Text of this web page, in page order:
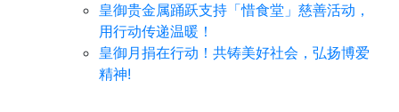
皇御贵金属踊跃支持「惜食堂」慈善活动，
用行动传递温暖！
皇御月捐在行动！共铸美好社会，弘扬博爱
精神!